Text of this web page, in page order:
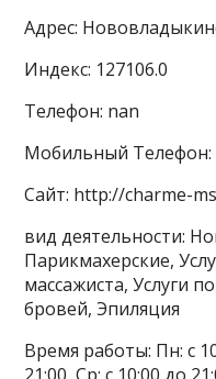
Адрес:
Индекс: 127106.0
Телефон: nan
Мобильный Телефон:
Сайт: http://charme-
вид деятельности:
Парикмахерские,
массажиста, Услуги
бровей, Эпиляция
Время работы: Пн: с